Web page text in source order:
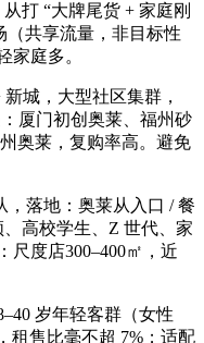
打 “大牌尾货 + 家庭刚
（共享流量，非目标性
家庭多。
城，大型社区集群，
厦门初创奥莱、福州砂
奥莱，复购率高。避免
落地：奥莱从入口 / 餐
高校学生、Z 世代、家
尺度店300–400㎡，近
岁年轻客群（女性
租售比毫不超 7%；适配